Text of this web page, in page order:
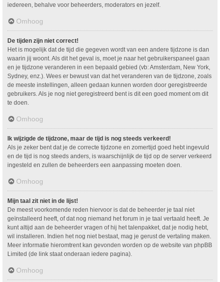
iedereen, behalve voor beheerders, moderators en jezelf.
Omhoog
De tijden zijn niet correct!
Het is mogelijk dat de tijd die gegeven wordt van een andere tijdzone is dan
waarin jij woont. Als dit het geval is, moet je naar het gebruikerspaneel gaan
en je tijdzone veranderen in een bepaald gebied (vb: Amsterdam, New York,
Sydney, enz.). Wees er bewust van dat het veranderen van de tijdzone, zoals
de meeste instellingen, alleen gedaan kunnen worden door geregistreerde
gebruikers. Als je nog niet geregistreerd bent is dit een goed moment om dit
te doen.
Omhoog
Ik wijzigde de tijdzone, maar de tijd is nog steeds verkeerd!
Als je zeker bent dat je de correcte tijdzone en zomertijd goed hebt ingevuld
en de tijd is nog steeds anders, is waarschijnlijk de tijd op de server verkeerd
ingesteld en zullen de beheerders een aanpassing moeten doen.
Omhoog
Mijn taal zit niet in de lijst!
De meest voorkomende reden hiervoor is dat de beheerder je taal niet
geïnstalleerd heeft, of dat nog niemand het forum in je taal vertaald heeft. Je
kunt altijd aan de beheerder vragen of hij het talenpakket, dat je nodig hebt,
wil installeren. Indien het nog niet bestaat, mag je gerust de vertaling maken.
Meer informatie hieromtrent kan gevonden worden op de website van phpBB
Limited (de link staat onderaan iedere pagina).
Omhoog